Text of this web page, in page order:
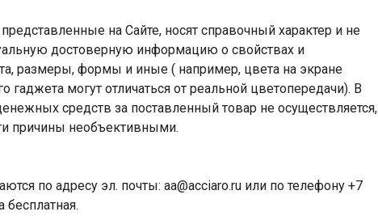
на Сайте, носят справочный характер и не
достоверную информацию о свойствах и
размеры, формы и иные ( например, цвета на экране
гаджета могут отличаться от реальной цветопередачи). В
средств за поставленный товар не осуществляется,
причины необъективными.
по адресу эл. почты: aa@acciaro.ru или по телефону +7